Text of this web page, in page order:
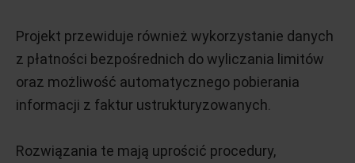
Projekt przewiduje również wykorzystanie danych
z płatności bezpośrednich do wyliczania limitów
oraz możliwość automatycznego pobierania
informacji z faktur ustrukturyzowanych.
Rozwiązania te mają uprościć procedury,